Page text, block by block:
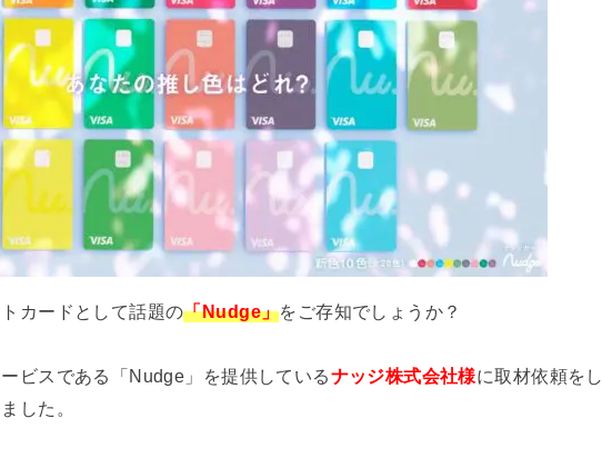
カードとして話題の「Nudge」をご存知でしょうか？
ビスである「Nudge」を提供しているナッジ株式会社様に取材依頼をし
した。